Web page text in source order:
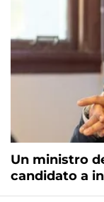
Un ministro
candidato a